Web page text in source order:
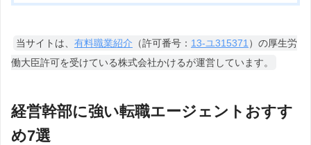
当サイトは、有料職業紹介 （許可番号： 13-ユ315371 ）の厚生労
働大臣許可を受けている株式会社かけるが運営しています。
経営幹部に強い転職エージェントおすす
め7選